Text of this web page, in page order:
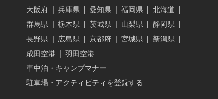
大阪府
兵庫県 愛知県 福岡県 北海道
群馬県
栃木県 茨城県 山梨県 静岡県
長野県
広島県 京都府 宮城県 新潟県
成田空港
羽田空港
車中泊・キャンプマナー
駐車場・アクティビティを登録する